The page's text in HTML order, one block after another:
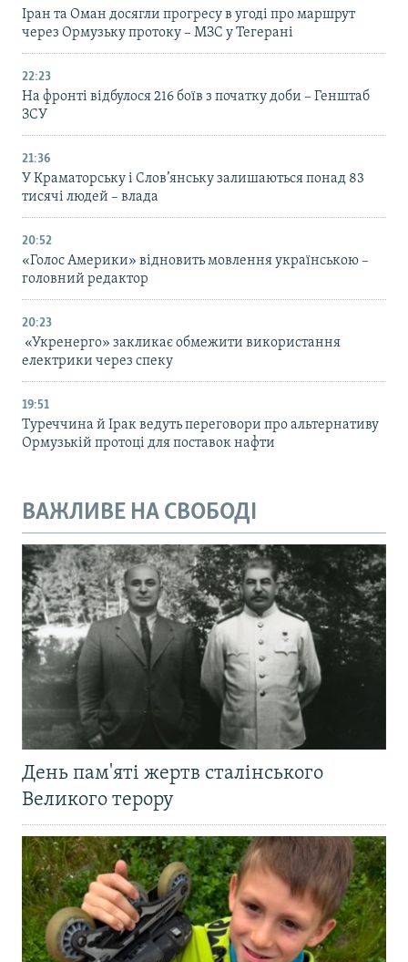
Іран та Оман досягли прогресу в угоді про маршрут
через Ормузьку протоку – МЗС у Тегерані
22:23
На фронті відбулося 216 боїв з початку доби – Генштаб
ЗСУ
21:36
У Краматорську і Слов’янську залишаються понад 83
тисячі людей – влада
20:52
«Голос Америки» відновить мовлення українською –
головний редактор
20:23
«Укренерго» закликає обмежити використання
електрики через спеку
19:51
Туреччина й Ірак ведуть переговори про альтернативу
Ормузькій протоці для поставок нафти
ВАЖЛИВЕ НА СВОБОДІ
День пам'яті жертв сталінського
Великого терору